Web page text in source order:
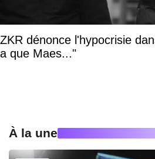
ZKR dénonce l'hypocrisie
a que Maes..."
À la une